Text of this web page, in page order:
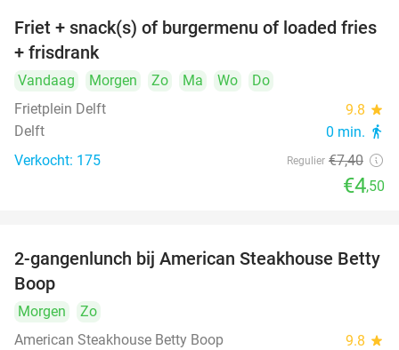
39%
Friet + snack(s) of burgermenu of loaded fries
+ frisdrank
Vandaag Morgen Zo Ma Wo
Do
Frietplein Delft
9.8 star
Delft 0 min. directions_walk
Verkocht: 175 Regulier €7,40
€4,50
40%
2-gangenlunch bij American Steakhouse Betty
Boop
Morgen
Zo
American Steakhouse Betty Boop
9.8 star